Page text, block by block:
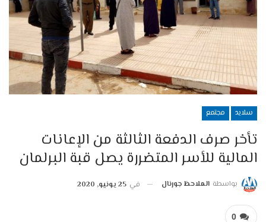
سلايد مجتمع
تأخر صرف الدفعة الثالثة من الإعانات
المالية للأسر المتضررة يصل قبة البرلمان
بواسطة الملاحظ جورنال في 25 يونيو, 2020
0